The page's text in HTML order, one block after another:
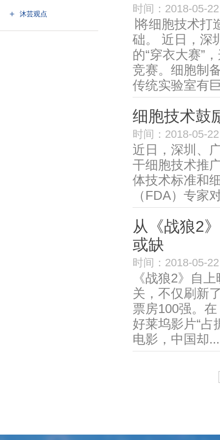
沐芸观点 时间：2018-05-22
∣将细胞技术
础。 近日，深
的“穿衣大赛”
竞赛。细胞制
传统实验室有
细胞技术鼓
时间：2018-05-22
近日，深圳、
干细胞技术推
体技术标准和
（FDA）专家
从《战狼2
或缺
时间：2018-05-22
《战狼2》自
关，不仅刷新
票房100强。
好莱坞影片“占
电影，中国却...